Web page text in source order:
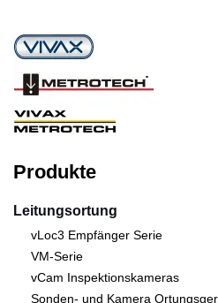
Produkte
Leitungsortung
vLoc3 Empfänger Serie
VM-Serie
vCam Inspektionskameras
Sonden- und Kamera